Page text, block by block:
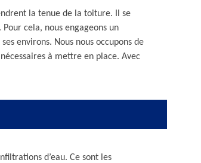
la tenue de la toiture. Il se
cela, nous engageons un
environs. Nous nous occupons de
à mettre en place. Avec
d’eau. Ce sont les